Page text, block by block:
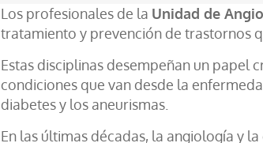
Los profesionales de la Unidad de
tratamiento y prevención de trastornos
Estas disciplinas desempeñan un papel
condiciones que van desde la
diabetes y los aneurismas.
En las últimas décadas, la angiología y